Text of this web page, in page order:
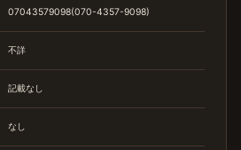
07043579098(070-4357-9098)
不詳
記載なし
なし